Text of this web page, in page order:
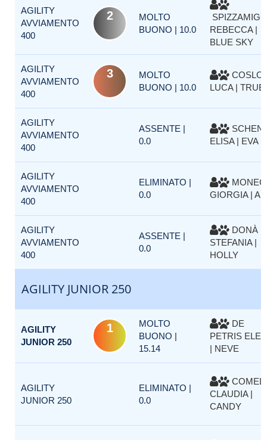
AGILITY
AVVIAMENTO
400
2
MOLTO
BUONO | 10.0
REBECCA |
BLUE SKY
AGILITY
AVVIAMENTO
400
3
MOLTO
BUONO | 10.0
LUCA | TRUE
AGILITY
AVVIAMENTO
400
ASSENTE |
0.0
ELISA | EVA
AGILITY
AVVIAMENTO
400
ELIMINATO |
0.0
GIORGIA |
AGILITY
AVVIAMENTO
400
ASSENTE |
0.0
DONÀ
STEFANIA |
HOLLY
AGILITY JUNIOR 250
AGILITY
JUNIOR 250
1
MOLTO
BUONO |
15.14
DE
PETRIS
| NEVE
AGILITY
JUNIOR 250
ELIMINATO |
0.0
CLAUDIA |
CANDY